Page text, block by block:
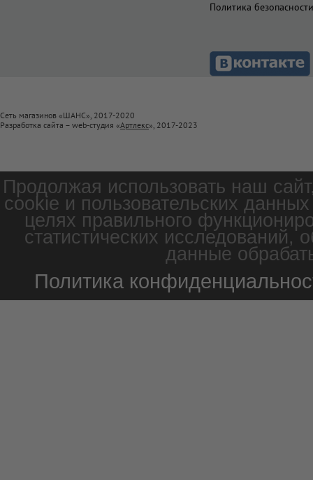
Политика безопасности
Сеть магазинов «ШАНС», 2017-2020
Разработка сайта – web-студия «Артлекс», 2017-2023
Продолжая использовать наш
cookie и пользовательских
целях правильного
статистических
данные
Политика